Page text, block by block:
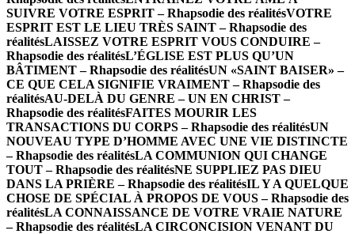
SUIVRE VOTRE ESPRIT – Rhapsodie des réalitésVOTRE
ESPRIT EST LE LIEU TRÈS SAINT – Rhapsodie des
réalitésLAISSEZ VOTRE ESPRIT VOUS CONDUIRE –
Rhapsodie des réalitésL’ÉGLISE EST PLUS QU’UN
BÂTIMENT – Rhapsodie des réalitésUN «SAINT BAISER» –
CE QUE CELA SIGNIFIE VRAIMENT – Rhapsodie des
réalitésAU-DELÀ DU GENRE – UN EN CHRIST –
Rhapsodie des réalitésFAITES MOURIR LES
TRANSACTIONS DU CORPS – Rhapsodie des réalitésUN
NOUVEAU TYPE D’HOMME AVEC UNE VIE DISTINCTE
– Rhapsodie des réalitésLA COMMUNION QUI CHANGE
TOUT – Rhapsodie des réalitésNE SUPPLIEZ PAS DIEU
DANS LA PRIÈRE – Rhapsodie des réalitésIL Y A QUELQUE
CHOSE DE SPÉCIAL À PROPOS DE VOUS – Rhapsodie des
réalitésLA CONNAISSANCE DE VOTRE VRAIE NATURE
– Rhapsodie des réalitésLA CIRCONCISION VENANT DU